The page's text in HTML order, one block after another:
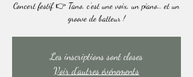
Concert festif 👉 Tano, c’est une voix, un piano… et un
groove de batteur !
Les inscriptions sont closes
Voir d'autres événements